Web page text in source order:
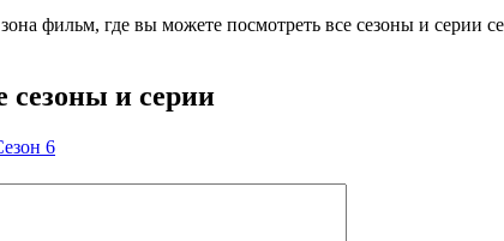
фильм, где вы можете посмотреть все сезоны и
сезоны и серии
6